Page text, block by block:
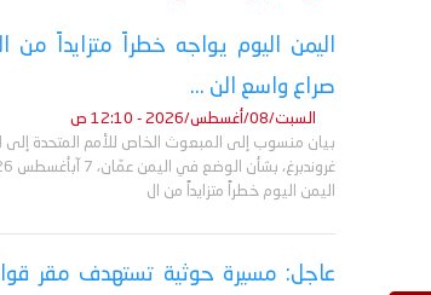
اليمن اليوم يواجه خطراً متزايداً من
صراع واسع الن ...
السبت/08/أغسطس/2026 - 12:10 ص
بيان منسوب إلى المبعوث الخاص للأمم المتحدة إلى
اليمن اليوم خطراً متزايداً من ال
عاجل: مسيرة حوثية تستهدف مقر